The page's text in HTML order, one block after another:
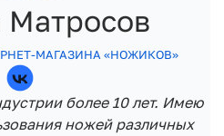
МАГАЗИНА «НОЖИКОВ»
более 10 лет. Имею
ножей различных